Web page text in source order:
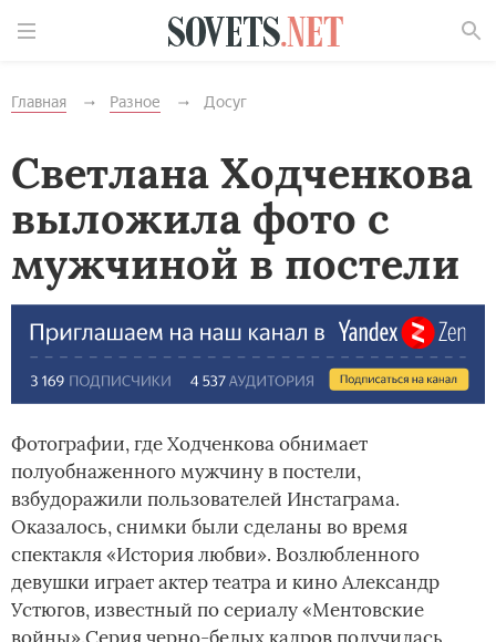
Главная Разное Досуг
Светлана Ходченкова
выложила фото с
мужчиной в постели
Фотографии, где Ходченкова обнимает
полуобнаженного мужчину в постели,
взбудоражили пользователей Инстаграма.
Оказалось, снимки были сделаны во время
спектакля «История любви». Возлюбленного
девушки играет актер театра и кино Александр
Устюгов, известный по сериалу «Ментовские